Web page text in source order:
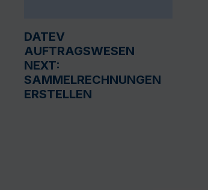
DATEV
AUFTRAGSWESEN
NEXT:
SAMMELRECHNUNGEN
ERSTELLEN